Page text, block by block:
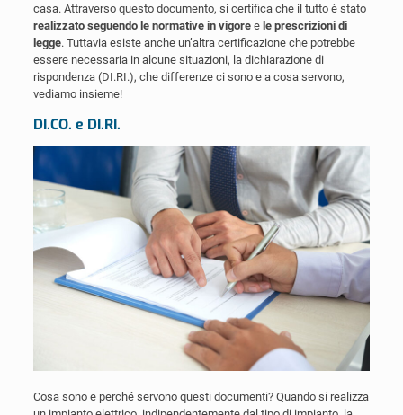
casa. Attraverso questo documento, si certifica che il tutto è stato
realizzato seguendo le normative in vigore e le prescrizioni di
legge. Tuttavia esiste anche un’altra certificazione che potrebbe
essere necessaria in alcune situazioni, la dichiarazione di
rispondenza (DI.RI.), che differenze ci sono e a cosa servono,
vediamo insieme!
DI.CO. e DI.RI.
Cosa sono e perché servono questi documenti? Quando si realizza